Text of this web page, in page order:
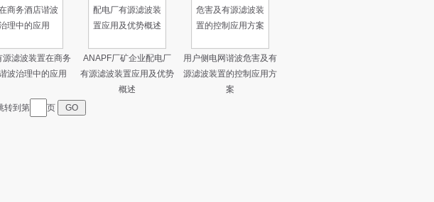
源滤波装置在商务
波治理中的应用
ANAPF厂矿企业配电厂
有源滤波装置应用及优势
概述
用户侧电网谐波危害及有
源滤波装置的控制应用方
案
转到第 页